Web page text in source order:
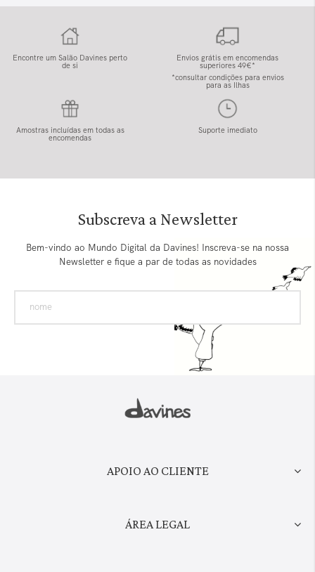
Encontre um Salão Davines perto
de si
Envios grátis em encomendas
superiores 49€*
*consultar condições para envios
para as Ilhas
Amostras incluídas em todas as
encomendas
Suporte imediato
Subscreva a Newsletter
Bem-vindo ao Mundo Digital da Davines! Inscreva-se na nossa
Newsletter e fique a par de todas as novidades
APOIO AO CLIENTE
ÁREA LEGAL